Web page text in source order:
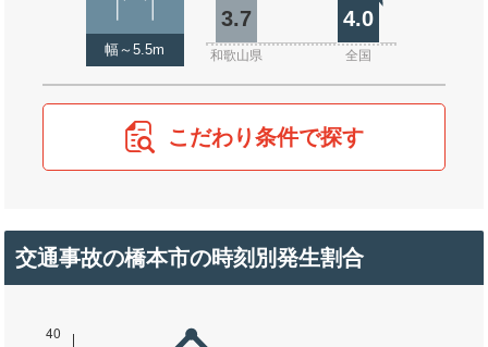
幅～5.5m
3.7 4.0
和歌山県 全国
こだわり条件で探す
交通事故の橋本市の時刻別発生割合